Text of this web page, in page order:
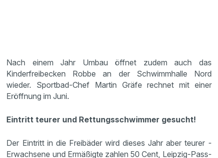
Nach einem Jahr Umbau öffnet zudem auch das
Kinderfreibecken Robbe an der Schwimmhalle Nord
wieder. Sportbad-Chef Martin Gräfe rechnet mit einer
Eröffnung im Juni.
Eintritt teurer und Rettungsschwimmer gesucht!
Der Eintritt in die Freibäder wird dieses Jahr aber teurer -
Erwachsene und Ermäßigte zahlen 50 Cent, Leipzig-Pass-